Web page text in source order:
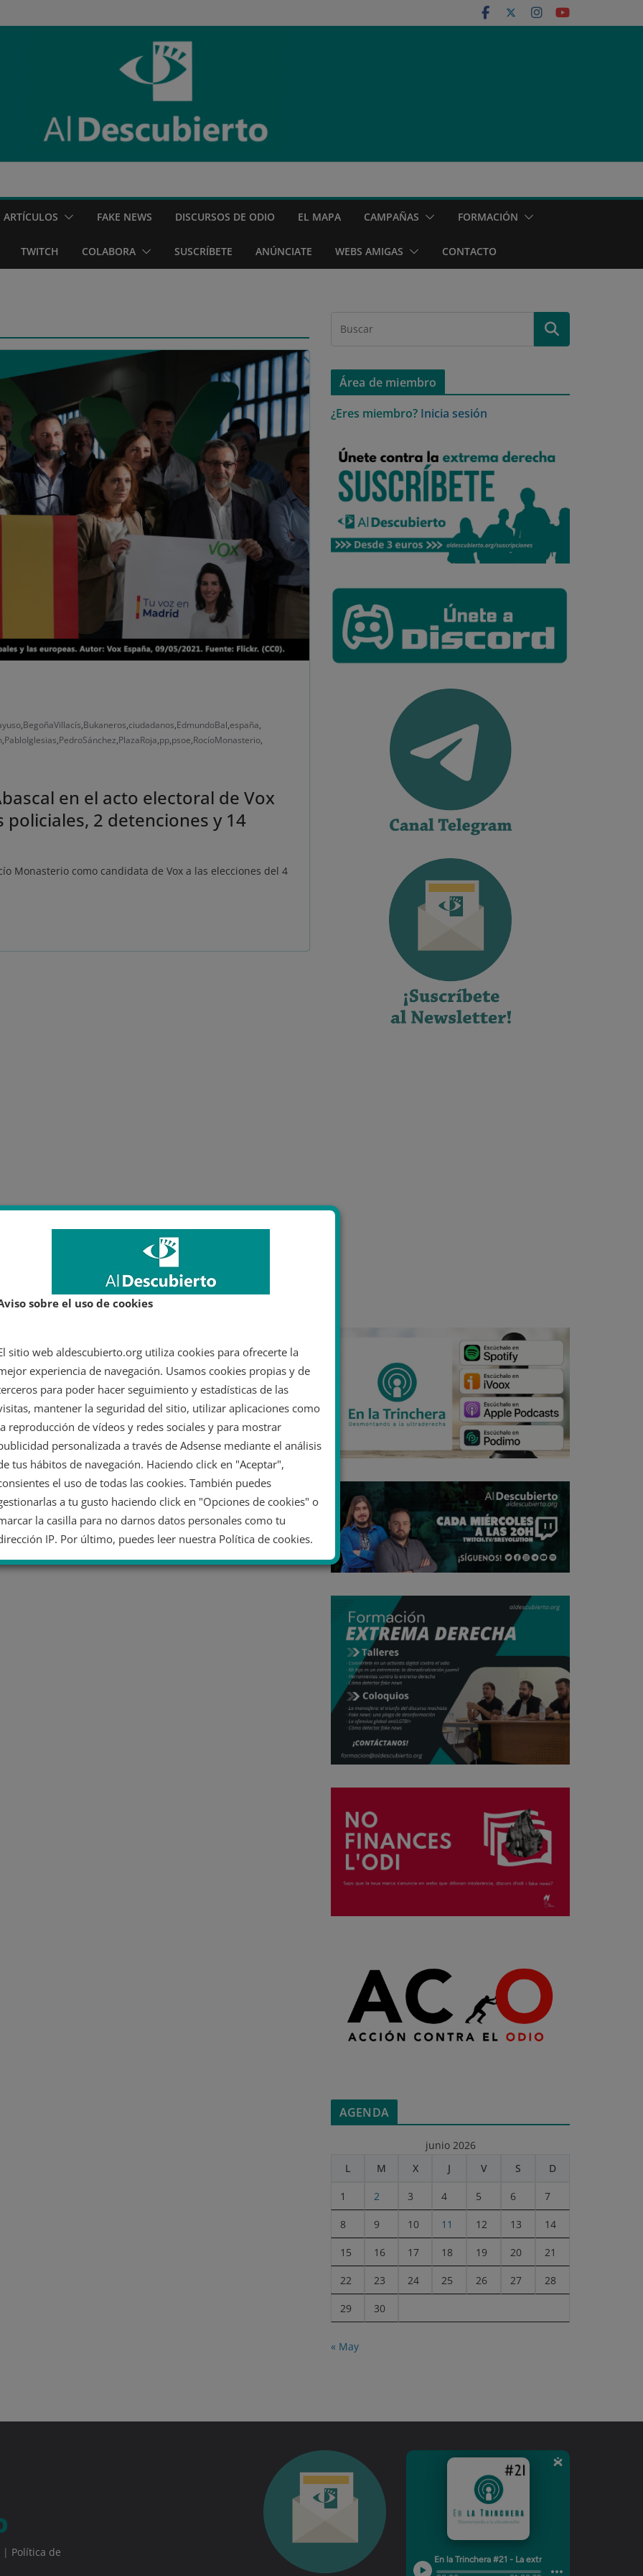
ARTÍCULOS FAKE NEWS DISCURSOS DE ODIO EL MAPA CAMPAÑAS FORMACIÓN
TWITCH COLABORA SUSCRÍBETE ANÚNCIATE WEBS AMIGAS CONTACTO
,BegoñaVillacís,Bukaneros,ciudadanos,EdmundoBal,españa,
,PabloIglesias,PedroSánchez,PlazaRoja,pp,psoe,RocíoMonasterio,
en el acto electoral de Vox
policiales, 2 detenciones y 14
Monasterio como candidata de Vox a las elecciones del 4
Área de miembro
¿Eres miembro? Inicia sesión
AGENDA
junio 2026
L
M X J V S D
1 2 3 4 5 6 7
8 9 10 11 12 13 14
15 16 17 18 19 20 21
22 23 24 25 26 27 28
29 30
« May
| Política de
sobre el uso de cookies
sitio web aldescubierto.org utiliza cookies para ofrecerte la
experiencia de navegación. Usamos cookies propias y de
para poder hacer seguimiento y estadísticas de las
mantener la seguridad del sitio, utilizar aplicaciones como
reproducción de vídeos y redes sociales y para mostrar
personalizada a través de Adsense mediante el análisis
tus hábitos de navegación. Haciendo click en "Aceptar",
el uso de todas las cookies. También puedes
a tu gusto haciendo click en "Opciones de cookies" o
la casilla para no darnos datos personales como tu
IP. Por último, puedes leer nuestra Política de cookies.